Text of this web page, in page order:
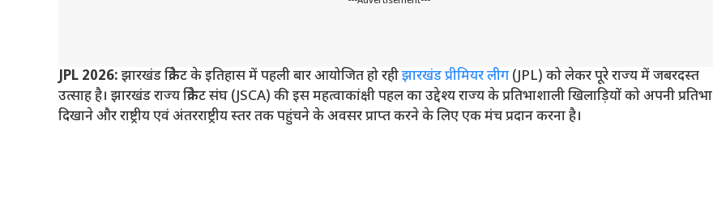
JPL 2026:झारखंड क्रिकेट के इतिहास में पहली बार आयोजित हो रहीझारखंड प्रीमियर लीग (JPL) को लेकर पूरे राज्य में जबरदस्त
उत्साह है। झारखंड राज्य क्रिकेट संघ (JSCA) की इस महत्वाकांक्षी पहल का उद्देश्य राज्य के प्रतिभाशाली खिलाड़ियों को अपनी प्रतिभा
दिखाने और राष्ट्रीय एवं अंतरराष्ट्रीय स्तर तक पहुंचने के अवसर प्राप्त करने के लिए एक मंच प्रदान करना है।